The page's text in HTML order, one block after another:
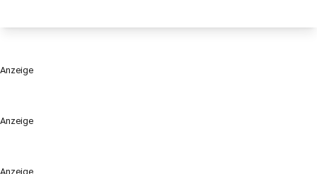
Anzeige
Anzeige
Anzeige